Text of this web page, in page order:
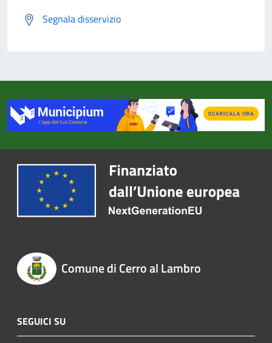
Segnala disservizio
Comune di Cerro al Lambro
SEGUICI SU